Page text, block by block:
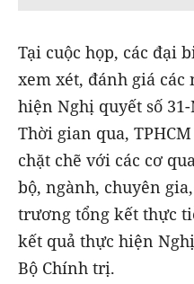
Tại cuộc họp, các đại
xem xét, đánh giá các
hiện Nghị quyết số
Thời gian qua,
chặt chẽ với các cơ
bộ, ngành, chuyên
trương tổng kết thực
kết quả thực hiện
Bộ Chính trị.